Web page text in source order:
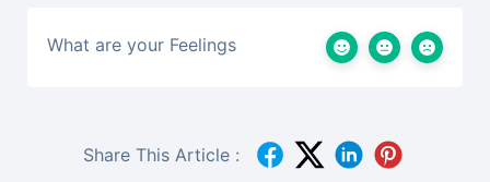
What are your Feelings
Share This Article :